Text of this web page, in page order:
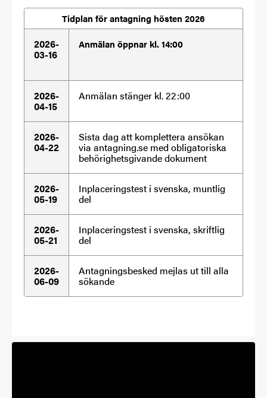
Tidplan för antagning hösten 2026
2026-
03-16
Anmälan öppnar kl. 14:00
2026-
04-15
Anmälan stänger kl. 22:00
2026-
04-22
Sista dag att komplettera ansökan
via antagning.se med obligatoriska
behörighetsgivande dokument
2026-
05-19
Inplaceringstest i svenska, muntlig
del
2026-
05-21
Inplaceringstest i svenska, skriftlig
del
2026-
06-09
Antagningsbesked mejlas ut till alla
sökande